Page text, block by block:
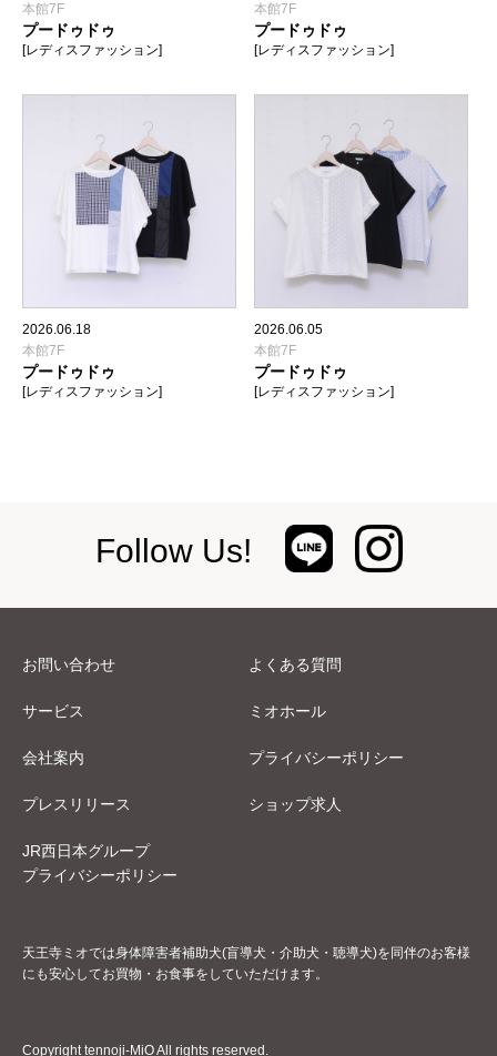
本館7F
プードゥドゥ
[レディスファッション]
本館7F
プードゥドゥ
[レディスファッション]
2026.06.18
本館7F
プードゥドゥ
[レディスファッション]
2026.06.05
本館7F
プードゥドゥ
[レディスファッション]
Follow Us!
お問い合わせ よくある質問
サービス ミオホール
会社案内 プライバシーポリシー
プレスリリース ショップ求人
JR西日本グループ
プライバシーポリシー
天王寺ミオでは身体障害者補助犬(盲導犬・介助犬・聴導犬)を同伴のお客様
にも安心してお買物・お食事をしていただけます。
Copyright tennoji-MiO All rights reserved.